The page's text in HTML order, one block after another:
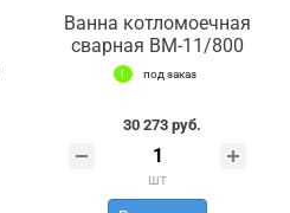
Ванна котломоечная
сварная ВМ-11/800
под заказ
30 273 руб.
шт